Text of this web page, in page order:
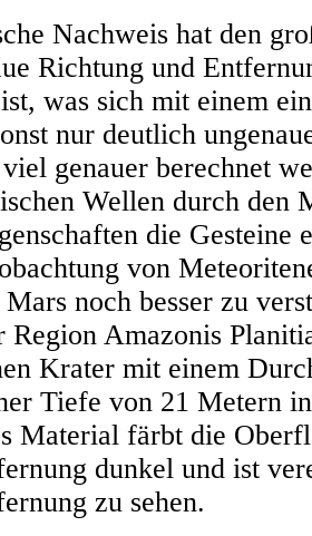
Nachweis hat den
Richtung und
was sich mit einem
nur deutlich
genauer berechnet
Wellen durch den
die Gesteine
von
Mars noch besser zu
Amazonis
Krater mit einem
Tiefe von 21 Metern
Material färbt die
dunkel und ist
zu sehen.